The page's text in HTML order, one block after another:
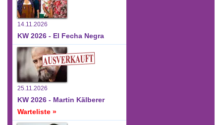
14.11.2026
KW 2026 - El Fecha Negra
25.11.2026
KW 2026 - Martin Kälberer
Warteliste »